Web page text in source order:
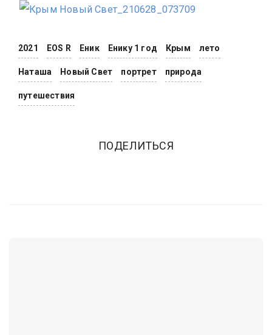
2021 EOS R Еник Енику 1 год Крым лето
Наташа Новый Свет портрет природа
путешествия
ПОДЕЛИТЬСЯ